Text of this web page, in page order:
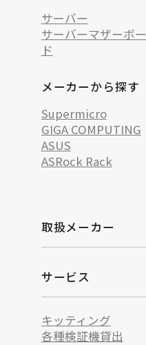
サーバー
サーバーマザーボー
ド
メーカーから探す
Supermicro
GIGA COMPUTING
ASUS
ASRock Rack
取扱メーカー
サービス
キッティング
各種検証機貸出